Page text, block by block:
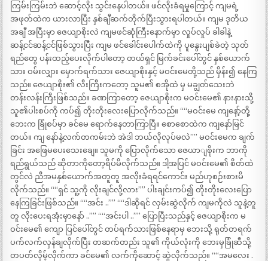
ကြမ်းကြမ်းဘဲ ဆောင့်လိုး သွင်းနေပါတယ်။ ဖင်လိုးခံရမှုကြောင့် ကျမရဲ့
အဖုတ်ထဲက ယားလာပြီး နှစ်ချီဆက်တိုက်ပြီးသွားရပါတယ်။ ကျမ ဒုတိယ
အချီ အပြီးမှာ ဇေယျာစိုးလဲ ကျမဖင်ဆုံကြီးနောက်မှာ လှုပ်လှုပ် ခါခါနဲ့
ဆန့်ငင်ဆန့်ငင်ဖြစ်သွားပြီး ကျမ ဖင်ခေါင်းပေါက်ထဲကို ပူနွေးပျစ်ခဲတဲ့ သုတ်
ရည်တွေ ပန်းထည့်ပေးလိုက်ပါတော့ တယ်ရှင် မြက်ခင်းပေါ်တွင် နှစ်ယောက်
သား ဝမ်းလျှား မှောက်ရက်သား ဇေယျာစိုးနှင့် မဝင်းမေတို့သည် မှိန်း၍ နေကြ
သည်။ ဇေယျာစိုး၏ လီးကြီးကတော့ သူမ၏ စအိုထဲ မှ မချွတ်သေးဘဲ
တန်းလန်းကြီးဖြစ်သည်။ ခဏကြာတော့ ဇေယျာစိုးက မဝင်းမေ၏ နားနားသို့
သူ၏ပါးစပ်ကို ကပ်၍ တိုးတိုးလေးပြောလိုက်သည်။ ““မဝင်းမေ ကျနော့်တို့
ဘေးက ခြုံစပ်မှာ ခင်မေ ရောက်နေတာကြာပြီ။ စောစောထဲက ကျနော်မြင်
တယ်။ ကျ နော်နဲ့လက်တကမ်းဘဲ အဲဒါ ဘယ်လိုလုပ်မလဲ”” မဝင်းမေက ချက်
ခြင်း အဖြေမပေးသေးချေ။ သူမကို ပြောလိုက်သော ဇေယာျစိုးက ဘာကို
ရည်ရွယ်သည် ဆိုတာကိုတော့ရိပ်မိလိုက်သည်။ ဒါ့အပြင် မဝင်းမေ၏ စိတ်ထဲ
တွင်လဲ ညီအမနှစ်ယောက်အတူတူ အလိုးခံရရင်ကောင်း မည်ဟုစဉ်းစားမိ
လိုက်သည်။ ““ရှင် သူ့ကို လိုးချင်လို့လား”” ပါးချင်းကပ်၍ တိုးတိုးလေးပြော
နေကြခြင်းဖြစ်သည်။ ““အင်း ..”” ““ဒါဆိုရင် လှမ်းဆွဲလိုက် ကျမကိုလဲ သူနဲ့တူ
တူ လိုးပေးရအုံးမှာနော် ..”” ““အင်းပါ ..”” ပြောပြီးသည်နှင့် ဇေယျာစိုးက မ
ဝင်းမေ၏ ကျော ပြင်ပေါ်တွင် တပ်ရက်သားဖြစ်နေရာမှ ဘေးသို့ ရုတ်တရက်
ပက်လက်လှန်ချလိုက်ပြီး တဆက်တည်း သူ၏ ကိုယ်လုံးကို ဘေးမှခြုံဆီသို့
တပတ်လှိမ့်လိုက်ကာ ခင်မေ၏ လက်ကိုဆောင့် ဆွဲလိုက်သည်။ ““အမလေး .